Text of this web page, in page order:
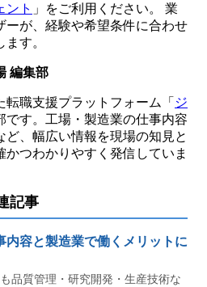
ント 」をご利用ください。 業
ーが、経験や希望条件に合わせ
す。
編集部
職支援プラットフォーム「 ジ
です。工場・製造業の仕事内容
、幅広い情報を現場の知見と
つわかりやすく発信していま
記事
内容と製造業で働くメリットに
品質管理・研究開発・生産技術な